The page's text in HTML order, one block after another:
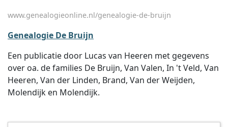
www.genealogieonline.nl/genealogie-de-bruijn
Genealogie De Bruijn
Een publicatie door Lucas van Heeren met gegevens
over oa. de families De Bruijn, Van Valen, In 't Veld, Van
Heeren, Van der Linden, Brand, Van der Weijden,
Molendijk en Molendijk.